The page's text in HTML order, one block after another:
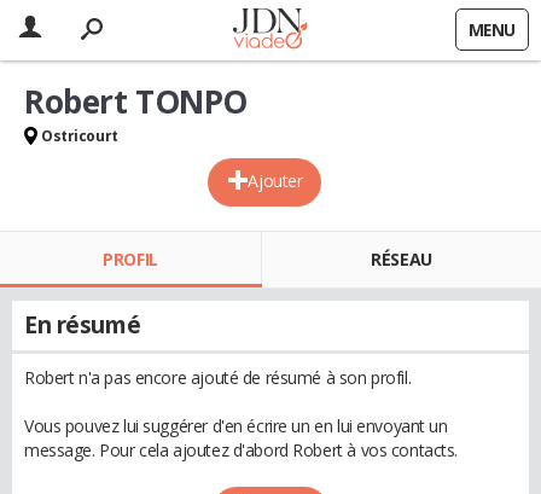
MENU
Ajouter
Robert TONPO
Ostricourt
PROFIL RÉSEAU
En résumé
Robert n'a pas encore ajouté de résumé à son profil.
Vous pouvez lui suggérer d'en écrire un en lui envoyant un
message. Pour cela ajoutez d'abord Robert à vos contacts.